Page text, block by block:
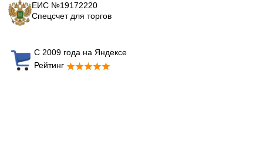
ЕИС №19172220
Спецсчет для торгов
С 2009 года на Яндексе
Рейтинг